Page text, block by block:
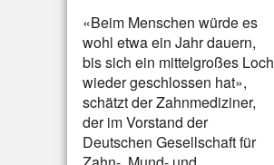
«Beim Menschen würde es
wohl etwa ein Jahr dauern,
bis sich ein mittelgroßes Loch
wieder geschlossen hat»,
schätzt der Zahnmediziner,
der im Vorstand der
Deutschen Gesellschaft für